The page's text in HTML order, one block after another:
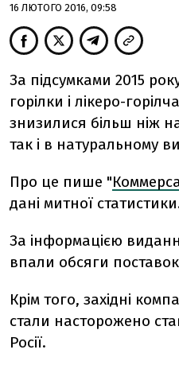
16 ЛЮТОГО 2016, 09:58
За підсумками 2015
горілки і лікеро-
знизилися більш ніж
так і в натуральному
Про це пише "
дані митної
За інформацією
впали обсяги
Крім того, західні
стали насторожено
Росії.